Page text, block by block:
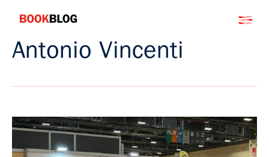
contenuto
Bookblog
Antonio Vincenti